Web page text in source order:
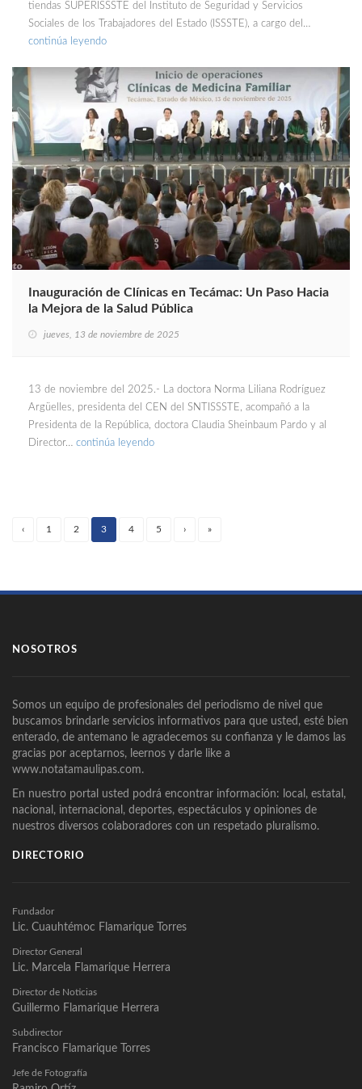
tiendas SUPERISSSTE del Instituto de Seguridad y Servicios
Sociales de los Trabajadores del Estado (ISSSTE), a cargo del…
continúa leyendo
Inauguración de Clínicas en Tecámac: Un Paso Hacia
la Mejora de la Salud Pública
jueves, 13 de noviembre de 2025
13 de noviembre del 2025.- La doctora Norma Liliana Rodríguez
Argüelles, presidenta del CEN del SNTISSSTE, acompañó a la
Presidenta de la República, doctora Claudia Sheinbaum Pardo y al
Director… continúa leyendo
‹ 1 2 3
(current)
4 5 › »
NOSOTROS
Somos un equipo de profesionales del periodismo de nivel que
buscamos brindarle servicios informativos para que usted, esté bien
enterado, de antemano le agradecemos su confianza y le damos las
gracias por aceptarnos, leernos y darle like a
www.notatamaulipas.com.
En nuestro portal usted podrá encontrar información: local, estatal,
nacional, internacional, deportes, espectáculos y opiniones de
nuestros diversos colaboradores con un respetado pluralismo.
DIRECTORIO
Fundador
Lic. Cuauhtémoc Flamarique Torres
Director General
Lic. Marcela Flamarique Herrera
Director de Noticias
Guillermo Flamarique Herrera
Subdirector
Francisco Flamarique Torres
Jefe de Fotografía